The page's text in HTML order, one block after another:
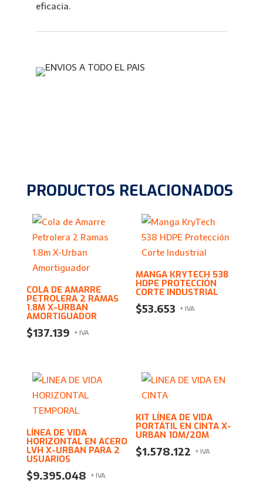
eficacia.
PRODUCTOS RELACIONADOS
COLA DE AMARRE
PETROLERA 2 RAMAS
1.8M X-URBAN
AMORTIGUADOR
$137.139 + IVA
MANGA KRYTECH 538
HDPE PROTECCIÓN
CORTE INDUSTRIAL
$53.653 + IVA
LÍNEA DE VIDA
HORIZONTAL EN ACERO
LVH X-URBAN PARA 2
USUARIOS
$9.395.048 + IVA
KIT LÍNEA DE VIDA
PORTÁTIL EN CINTA X-
URBAN 10M/20M
$1.578.122 + IVA